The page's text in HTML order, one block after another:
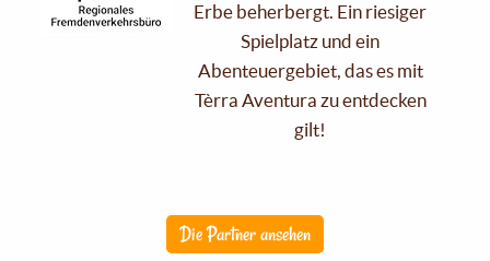
Erbe beherbergt. Ein riesiger
Spielplatz und ein
Abenteuergebiet, das es mit
Tèrra Aventura zu entdecken
gilt!
Die Partner ansehen